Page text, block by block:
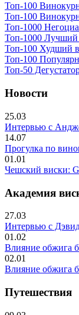
Топ-100
Топ-100
Топ-1000
Топ-1000 Лучший
Топ-100 Худший
Топ-100
Топ-50
Новости
25.03
Интервью с
14.07
Прогулка по
01.01
Чешский виски:
Академия
27.03
Интервью с
01.02
Влияние обжига
02.01
Влияние обжига
Путешествия